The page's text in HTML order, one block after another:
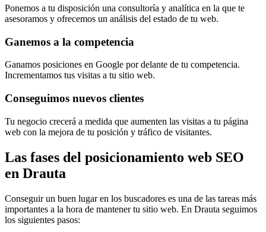
Ponemos a tu disposición una consultoría y analítica en la que te
asesoramos y ofrecemos un análisis del estado de tu web.
Ganemos a la competencia
Ganamos posiciones en Google por delante de tu competencia.
Incrementamos tus visitas a tu sitio web.
Conseguimos nuevos clientes
Tu negocio crecerá a medida que aumenten las visitas a tu página
web con la mejora de tu posición y tráfico de visitantes.
Las fases del posicionamiento web SEO
en Drauta
Conseguir un buen lugar en los buscadores es una de las tareas más
importantes a la hora de mantener tu sitio web. En Drauta seguimos
los siguientes pasos: